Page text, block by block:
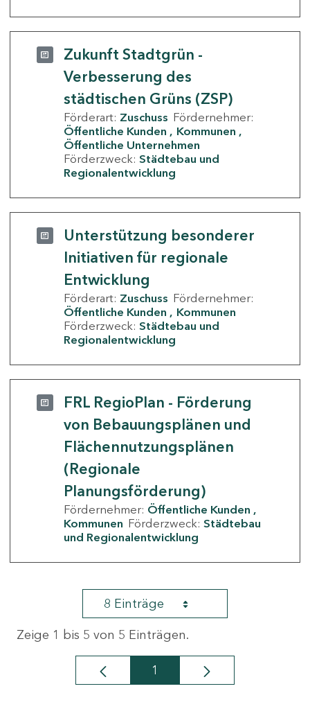
Zukunft Stadtgrün -
Verbesserung des
städtischen Grüns (ZSP)
Förderart: Zuschuss Fördernehmer:
Öffentliche Kunden
Kommunen
Öffentliche Unternehmen
Förderzweck: Städtebau und
Regionalentwicklung
Unterstützung besonderer
Initiativen für regionale
Entwicklung
Förderart: Zuschuss Fördernehmer:
Öffentliche Kunden
Kommunen
Förderzweck: Städtebau und
Regionalentwicklung
FRL RegioPlan - Förderung
von Bebauungsplänen und
Flächennutzungsplänen
(Regionale
Planungsförderung)
Fördernehmer: Öffentliche Kunden
Kommunen Förderzweck: Städtebau
und Regionalentwicklung
8 Einträge
Zeige 1 bis 5 von 5 Einträgen.
Seite
1